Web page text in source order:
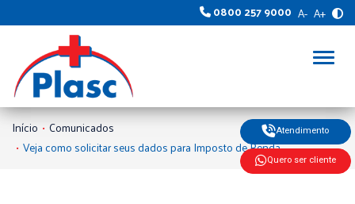
0800 257 9000 A- A+
Atendimento
Quero ser cliente
Início Comunicados
Veja como solicitar seus dados para Imposto de Renda